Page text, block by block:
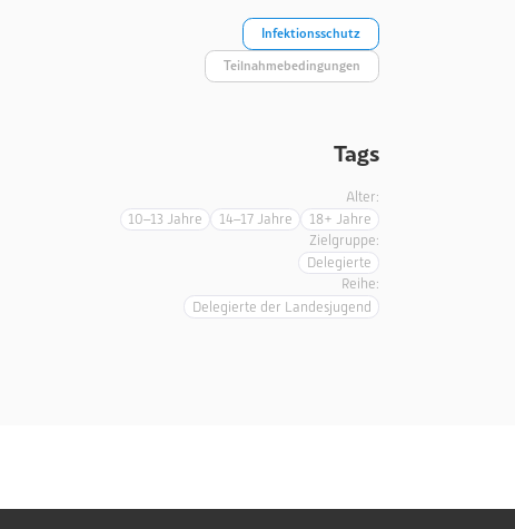
Infektionsschutz
Teilnahmebedingungen
Tags
Alter:
10–13 Jahre
14–17 Jahre
18+ Jahre
Zielgruppe:
Delegierte
Reihe:
Delegierte der Landesjugend